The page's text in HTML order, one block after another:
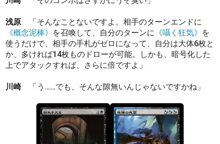
浅原 「そんなことないですよ。相手のターンエンドに
《概念泥棒》 を召喚して、自分のターンに 《囁く狂気》 を
使うだけで、相手の手札がゼロになって、自分は大体6枚と
か、多ければ14枚ものドローが可能。しかも、暗号化した
上でアタックすれば、さらに倍ですよ」
川崎「う……でも、そんな隙無いんじゃないですかね」